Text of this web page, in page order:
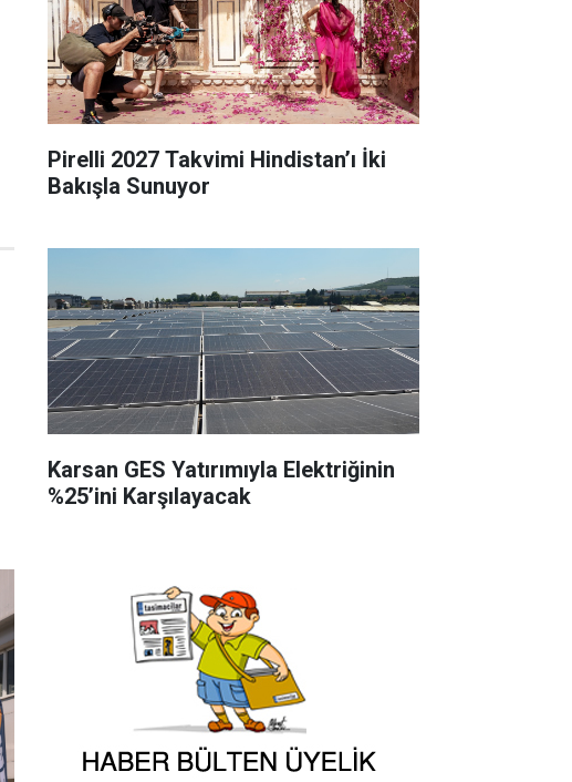
Pirelli 2027 Takvimi Hindistan’ı İki
Bakışla Sunuyor
Karsan GES Yatırımıyla Elektriğinin
%25’ini Karşılayacak